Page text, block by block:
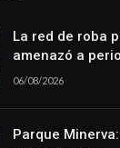
La red de roba
amenazó a
06/08/2026
Parque